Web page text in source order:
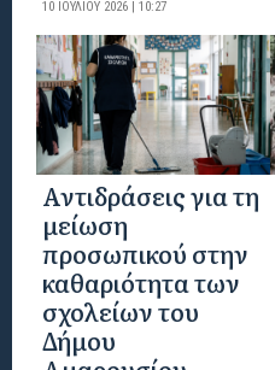
10 ΙΟΥΛΊΟΥ 2026 | 10:27
Αντιδράσεις για τη
μείωση
προσωπικού στην
καθαριότητα των
σχολείων του
Δήμου